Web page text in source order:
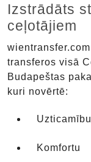
Izstrādāts
ceļotājiem
transferos visā
Budapeštas
kuri novērtē:
Uzticamību
Komfortu